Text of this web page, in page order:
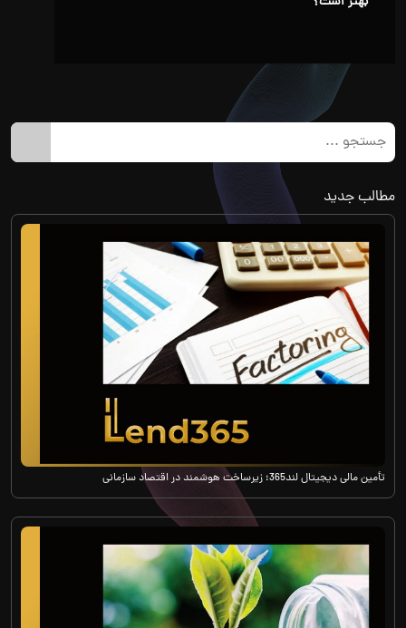
مطالب جدید
تأمین مالی دیجیتال لند365؛ زیرساخت هوشمند در اقتصاد سازمانی